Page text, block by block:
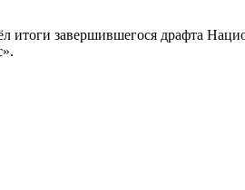
завершившегося драфта